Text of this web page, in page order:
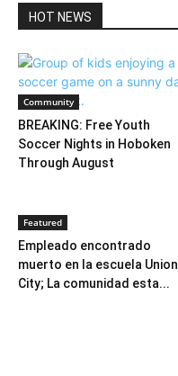
HOT NEWS
Community
BREAKING: Free Youth
Soccer Nights in Hoboken
Through August
Featured
Empleado encontrado
muerto en la escuela Union
City; La comunidad esta...